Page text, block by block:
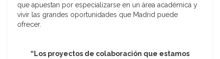
que apuestan por especializarse en un área académica y
vivir las grandes oportunidades que Madrid puede
ofrecer.
“Los proyectos de colaboración que estamos